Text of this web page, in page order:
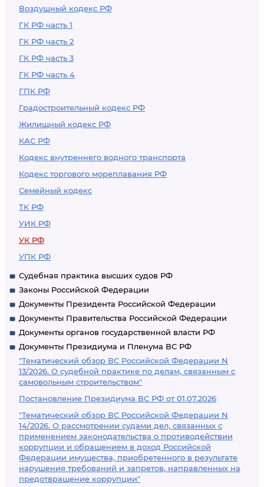
Воздушный кодекс РФ
ГК РФ часть 1
ГК РФ часть 2
ГК РФ часть 3
ГК РФ часть 4
ГПК РФ
Градостроительный кодекс РФ
Жилищный кодекс РФ
КАС РФ
Кодекс внутреннего водного транспорта
Кодекс торгового мореплавания РФ
Семейный кодекс
ТК РФ
УИК РФ
УК РФ
УПК РФ
Судебная практика высших судов РФ
Законы Российской Федерации
Документы Президента Российской Федерации
Документы Правительства Российской Федерации
Документы органов государственной власти РФ
Документы Президиума и Пленума ВС РФ
"Тематический обзор ВС Российской Федерации N
13/2026. О судебной практике по делам, связанным с
самовольным строительством"
Постановление Президиума ВС РФ от 01.07.2026
"Тематический обзор ВС Российской Федерации N
14/2026. О рассмотрении судами дел, связанных с
применением законодательства о противодействии
коррупции и обращением в доход Российской
Федерации имущества, приобретенного в результате
нарушения требований и запретов, направленных на
предотвращение коррупции"